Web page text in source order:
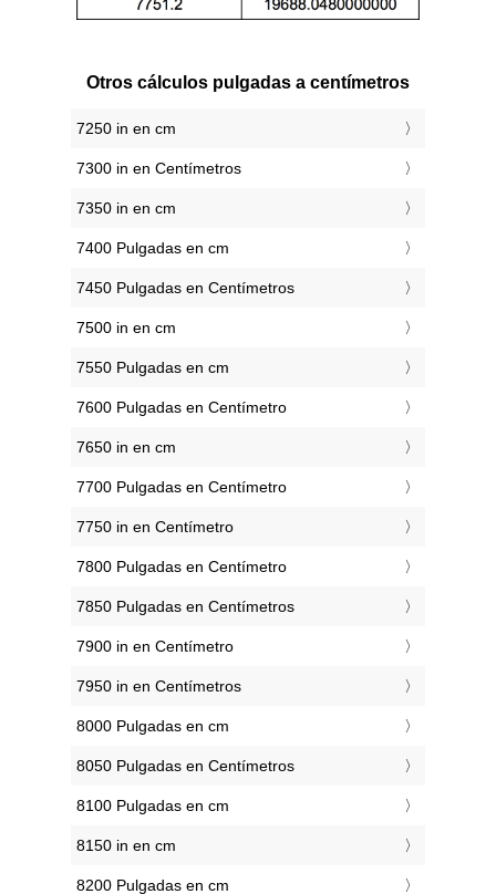
Otros cálculos pulgadas a centímetros
7250 in en cm
7300 in en Centímetros
7350 in en cm
7400 Pulgadas en cm
7450 Pulgadas en Centímetros
7500 in en cm
7550 Pulgadas en cm
7600 Pulgadas en Centímetro
7650 in en cm
7700 Pulgadas en Centímetro
7750 in en Centímetro
7800 Pulgadas en Centímetro
7850 Pulgadas en Centímetros
7900 in en Centímetro
7950 in en Centímetros
8000 Pulgadas en cm
8050 Pulgadas en Centímetros
8100 Pulgadas en cm
8150 in en cm
8200 Pulgadas en cm